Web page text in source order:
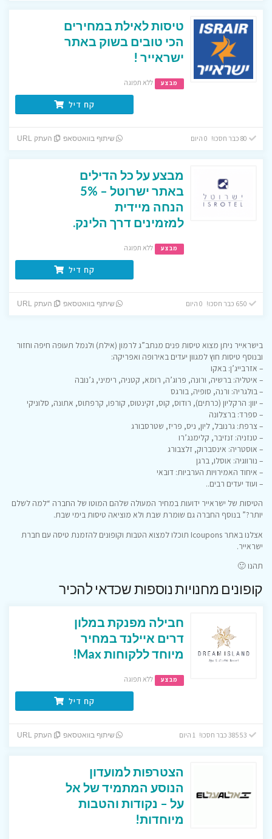
טיסות לאילת במחירים
הכי טובים בשוק באתר
ישראייר !
מבצע ללא תפוגה
קח דיל
שיתוף בוואטסאפ העתק URL
מבצע על כל הדילים
באתר ישרוטל – 5%
הנחה מיידית
למזמינים דרך הלינק.
מבצע ללא תפוגה
קח דיל
שיתוף בוואטסאפ העתק URL
בישראייר ניתן מצוא טיסות פנים מנתב”ג לרמון (אילת) ולנמל תעופה חיפה וחזור
ובנוסף טיסות חוץ למגוון יעדים באירופה ואפריקה:
– אזרבייג’ן: באקו
– איטליה: ברשיה, ורונה, פרוג’ה, רומא, קטניה, רימיני, ג’נובה
– בולגריה: ורנה, סופיה, בורגס
– יוון: הרקליון (כרתים), רודוס, קוס, זקינטוס, קורפו, קרפתוס, אתונה, סלוניקי
– ספרד: ברצלונה
– צרפת: גרנובל, ליון, ניס, פריז, שטרסבורג
– טנזניה: זנזיבר, קלימנג’רו
– אוסטריה: אינסברוק, זלצבורג
– נורווגיה: אוסלו, ברגן
– איחוד האמירויות הערביות: דובאי
– ועוד יעדים רבים..
הטיסות של ישראייר ידועות במחיר המעולה שלהם המוטו של החברה “למה לשלם
יותר?” בנוסף החברה גם שומרת שבת ולא מוציאה טיסות בימי שבת.
אצלנו באתר Icoupons תוכלו למצוא הטבות וקופונים להזמנת טיסה עם חברת
ישראייר.
תהנו 🙂
קופונים מחנויות נוספות שכדאי להכיר
חבילה מפנקת במלון
דרים איילנד במחיר
מיוחד ללקוחות Max!
מבצע ללא תפוגה
קח דיל
שיתוף בוואטסאפ העתק URL
הצטרפות למועדון
הנוסע המתמיד של אל
על – נקודות והטבות
מיוחדות!